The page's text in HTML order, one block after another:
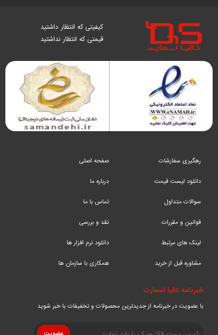
کیفیتی که انتظار داشتید
قیمتی که انتظار نداشتید
رهگیری سفارشات
دانلود لیست قیمت
سوالات متداول
قوانین و مقررات
لینک های مرتبط
مشاوره قبل از خرید
صفحه اصلی
درباره ما
تماس با ما
نقد و بررسی
دانلود نرم افزار ها
همکاری با سازمان ها
خبرنامه دالیا اسمارت
با عضویت در خبرنامه از جدیدترین محصولات و تخفیفات با خبر شوید